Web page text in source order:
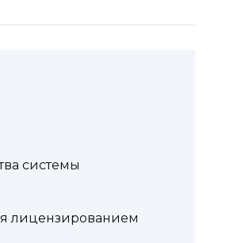
системы
лицензированием